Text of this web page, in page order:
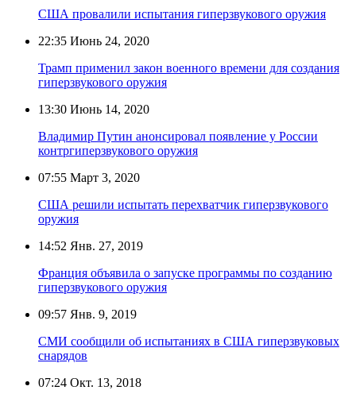
США провалили испытания гиперзвукового оружия
22:35 Июнь 24, 2020
Трамп применил закон военного времени для создания
гиперзвукового оружия
13:30 Июнь 14, 2020
Владимир Путин анонсировал появление у России
контргиперзвукового оружия
07:55 Март 3, 2020
США решили испытать перехватчик гиперзвукового
оружия
14:52 Янв. 27, 2019
Франция объявила о запуске программы по созданию
гиперзвукового оружия
09:57 Янв. 9, 2019
СМИ сообщили об испытаниях в США гиперзвуковых
снарядов
07:24 Окт. 13, 2018